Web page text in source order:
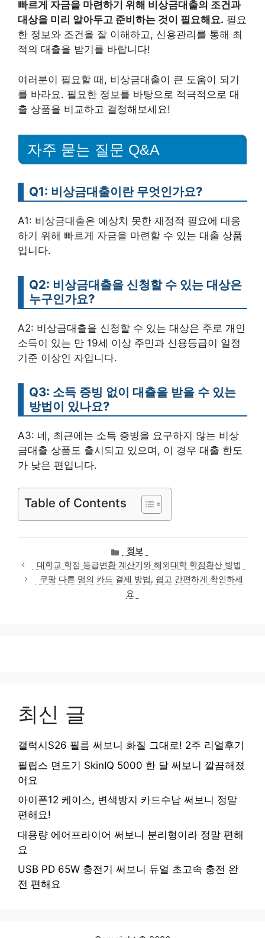
빠르게 자금을 마련하기 위해 비상금대출의 조건과
대상을 미리 알아두고 준비하는 것이 필요해요. 필요
한 정보와 조건을 잘 이해하고, 신용관리를 통해 최
적의 대출을 받기를 바랍니다!
여러분이 필요할 때, 비상금대출이 큰 도움이 되기
를 바라요. 필요한 정보를 바탕으로 적극적으로 대
출 상품을 비교하고 결정해보세요!
자주 묻는 질문 Q&A
Q1: 비상금대출이란 무엇인가요?
A1: 비상금대출은 예상치 못한 재정적 필요에 대응
하기 위해 빠르게 자금을 마련할 수 있는 대출 상품
입니다.
Q2: 비상금대출을 신청할 수 있는 대상은
누구인가요?
A2: 비상금대출을 신청할 수 있는 대상은 주로 개인
소득이 있는 만 19세 이상 주민과 신용등급이 일정
기준 이상인 자입니다.
Q3: 소득 증빙 없이 대출을 받을 수 있는
방법이 있나요?
A3: 네, 최근에는 소득 증빙을 요구하지 않는 비상
금대출 상품도 출시되고 있으며, 이 경우 대출 한도
가 낮은 편입니다.
Table of Contents
카
테
고
리
정보
대학교 학점 등급변환 계산기와 해외대학 학점환산 방법
쿠팡 다른 명의 카드 결제 방법, 쉽고 간편하게 확인하세
요
최신 글
갤럭시S26 필름 써보니 화질 그대로! 2주 리얼후기
필립스 면도기 SkinIQ 5000 한 달 써보니 깔끔해졌
어요
아이폰12 케이스, 변색방지 카드수납 써보니 정말
편해요!
대용량 에어프라이어 써보니 분리형이라 정말 편해
요
USB PD 65W 충전기 써보니 듀얼 초고속 충전 완
전 편해요